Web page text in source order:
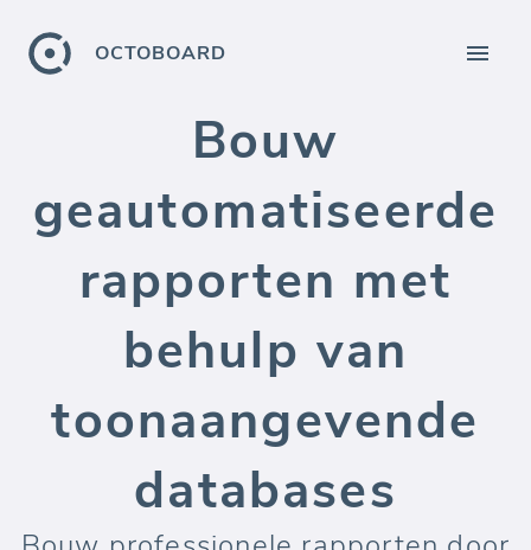
OCTOBOARD
Bouw
geautomatiseerde
rapporten met
behulp van
toonaangevende
databases